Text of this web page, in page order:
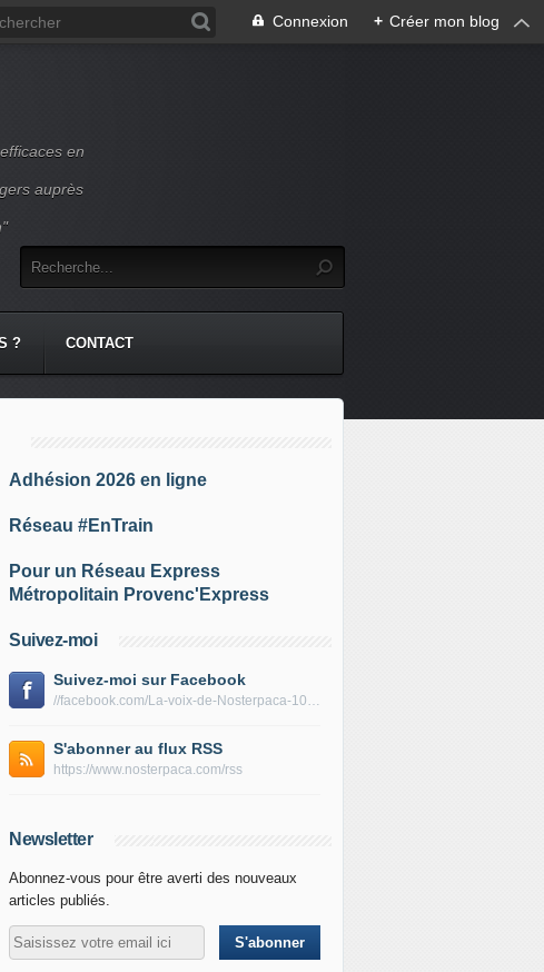
Connexion + Créer mon blog
en
auprès
? CONTACT
Adhésion 2026 en ligne
Réseau #EnTrain
Pour un Réseau Express
Métropolitain Provenc'Express
Suivez-moi
Suivez-moi sur Facebook
//facebook.com/La-voix-de-Nosterpaca-106434384284735
S'abonner au flux RSS
https://www.nosterpaca.com/rss
Newsletter
Abonnez-vous pour être averti des nouveaux
articles publiés.